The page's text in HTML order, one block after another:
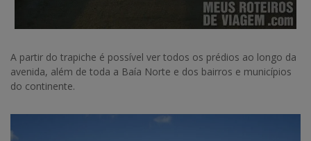
A partir do trapiche é possível ver todos os prédios ao longo da
avenida, além de toda a Baía Norte e dos bairros e municípios
do continente.